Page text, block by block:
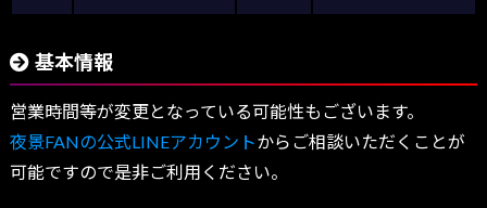
基本情報
営業時間等が変更となっている可能性もございます。
夜景FANの公式LINEアカウントからご相談いただくことが
可能ですので是非ご利用ください。